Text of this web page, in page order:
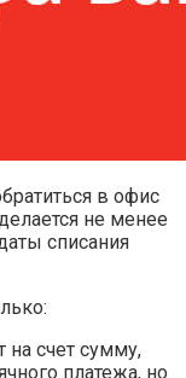
в офис
не менее
списания
на счет сумму,
платежа, но